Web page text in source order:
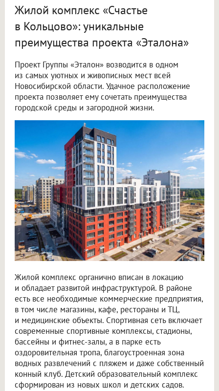
Жилой комплекс «Счастье
в Кольцово»: уникальные
преимущества проекта «Эталона»
Проект Группы «Эталон» возводится в одном
из самых уютных и живописных мест всей
Новосибирской области. Удачное расположение
проекта позволяет ему сочетать преимущества
городской среды и загородной жизни.
Жилой комплекс органично вписан в локацию
и обладает развитой инфраструктурой. В районе
есть все необходимые коммерческие предприятия,
в том числе магазины, кафе, рестораны и ТЦ,
и медицинские объекты. Спортивная сеть включает
современные спортивные комплексы, стадионы,
бассейны и фитнес-залы, а в парке есть
оздоровительная тропа, благоустроенная зона
водных развлечений с пляжем и даже собственный
конный клуб. Детский образовательный комплекс
сформирован из новых школ и детских садов.